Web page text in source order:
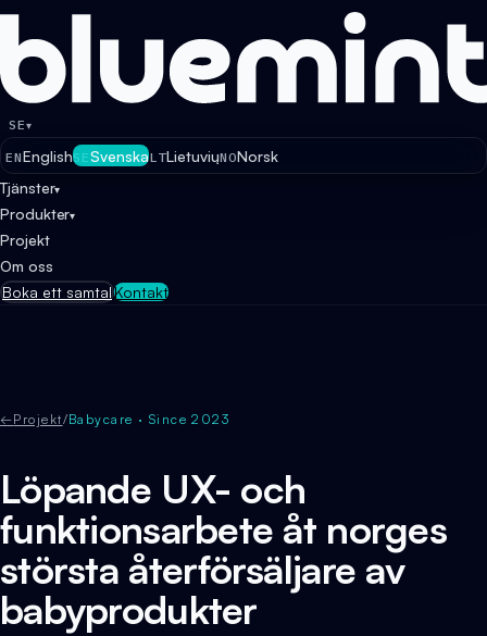
SE▾
ENEnglishSESvenskaLTLietuviųNONorsk
Tjänster▾
Produkter▾
Projekt
Om oss
Boka ett samtalKontakt
←Projekt/Babycare · Since 2023
Löpande UX- och
funktionsarbete åt norges
största återförsäljare av
babyprodukter